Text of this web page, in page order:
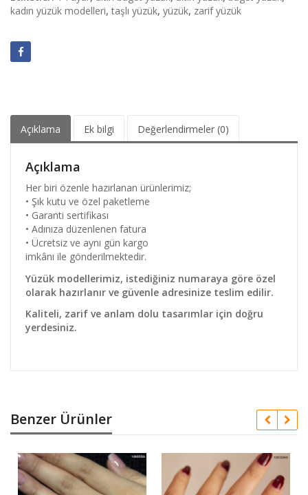
kadın yüzük modelleri, taşlı yüzük, yüzük, zarif yüzük
Açıklama Ek bilgi Değerlendirmeler (0)
Açıklama
Her biri özenle hazırlanan ürünlerimiz;
• Şık kutu ve özel paketleme
• Garanti sertifikası
• Adınıza düzenlenen fatura
• Ücretsiz ve aynı gün kargo
imkânı ile gönderilmektedir.
Yüzük modellerimiz, istediğiniz numaraya göre özel
olarak hazırlanır ve güvenle adresinize teslim edilir.
Kaliteli, zarif ve anlam dolu tasarımlar için doğru
yerdesiniz.
Benzer Ürünler